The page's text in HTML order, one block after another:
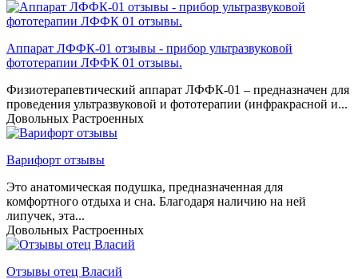
Аппарат ЛФФК-01 отзывы - прибор ультразвуковой
фототерапии ЛФФК 01 отзывы.
Физиотерапевтический аппарат ЛФФК-01 – предназначен для
проведения ультразвуковой и фототерапии (инфракрасной и...
Довольных Растроенных
Варифорт отзывы
Это анатомическая подушка, предназначенная для
комфортного отдыха и сна. Благодаря наличию на ней
липучек, эта...
Довольных Растроенных
Отзывы отец Власий